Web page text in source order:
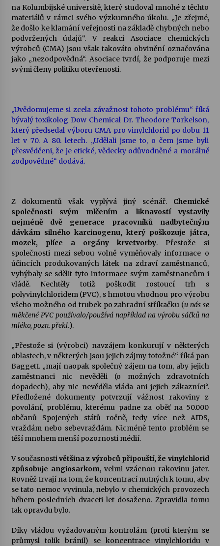
na Kolumbijské universitě, který studoval mnohé z těchto
materiálů v rámci svého výzkumného úkolu. „Je zřejmé,
že došlo ke klamání veřejnosti na základě chybných nebo
podvržených údajů“. V reakci Asociace chemických
výrobců (CMA) jsou však takováto obvinění označována
jako „nezodpovědná“. Asociace tvrdí, že podporuje mezi
svými členy politiku otevřenosti.
„Uvědomujeme si zcela závažnost tohoto problému“ říká
bývalý toxikolog Dow Chemical Dr. Theodore Torkelson,
který předsedal výboru CMA pro vinylchlorid po dobu 11
let v 70. A 80. letech. „Udělali jsme to, o čem jsme byli
přesvědčeni, že je etické, vědecky odůvodněné a morálně
zodpovědné“ dodává.
Z dokumentů však vyplývá jiný scénář. Chemické
společnosti svým mlčením a liknavostí vystavily
nejméně dvě generace pracovníků nadbytečným
dávkám silného karcinogenu, který poškozuje játra,
mozek, plíce a orgány krvetvorby. Přestože si
společnosti mezi sebou volně vyměňovaly informace o
účincích produkovaných látek na zdraví zaměstnanců,
vyhýbaly se sdělit tyto informace svým zaměstnancům i
vládě. Nechtěly totiž poškodit rostoucí trh s
polyvinylchloridem (PVC), s hmotou vhodnou pro výrobu
všeho možného od trubek po zahradní stříkačku (u nás se
měkčené PVC používalo/používá například na výrobu sáčků na
mléko, pozn. překl.).
„Přestože si (výrobci) navzájem konkurují v některých
oblastech, v některých jsou jejich zájmy totožné“ říká pan
Baggett. „mají naopak společný zájem na tom, aby jejich
zaměstnanci nic nevěděli (o možných zdravotních
dopadech), aby nic nevěděla vláda ani jejich zákazníci“.
Předložené dokumenty potvrzují vážnost rakoviny z
povolání, problému, kterému padne za oběť na 50.000
občanů Spojených států ročně, tedy více než AIDS,
vraždám nebo sebevraždám. Nicméně tento problém se
těší mnohem menší pozornosti médií.
V současnostivětšina z výrobců připouští, že vinylchlorid
způsobuje angiosarkom, velmi vzácnou rakovinu jater.
Rovněž trvají na tom, že koncentrací nutných k tomu, aby
se tato nemoc vyvinula, nebylo v chemických provozech
během posledních dvaceti let dosaženo. Zpravidla tomu
tak opravdu bylo.
Díky vládou vyžadovaným kontrolám (proti kterým se
průmysl tolik bránil) se koncentrace vinylchloridu v